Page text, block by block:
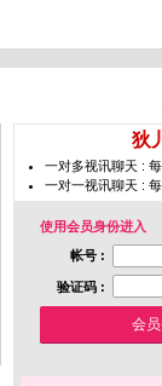
狄
一对多视讯聊天 :
一对一视讯聊天 :
使用会员身份进入
帐号 :
验证码 :